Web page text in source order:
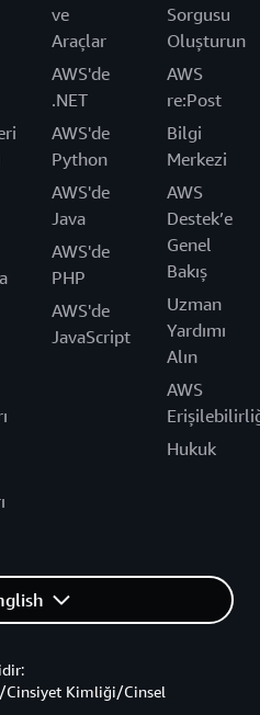
ve
Araçlar
AWS'de
.NET
AWS'de
Python
AWS'de
Java
AWS'de
PHP
AWS'de
JavaScript
Sorgusu
Oluşturun
AWS
re:Post
Bilgi
Merkezi
AWS
Destek’e
Genel
Bakış
Uzman
Yardımı
Alın
AWS
Hukuk
Cinsiyet Kimliği/Cinsel